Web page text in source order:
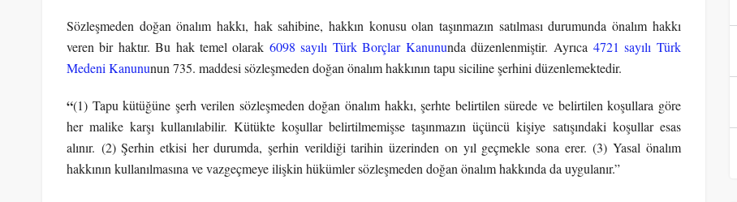
Sözleşmeden doğan önalım hakkı, hak sahibine, hakkın konusu olan taşınmazın satılması durumunda önalım hakkı
veren bir haktır. Bu hak temel olarak 6098 sayılı Türk Borçlar Kanununda düzenlenmiştir. Ayrıca 4721 sayılı Türk
Medeni Kanununun 735. maddesi sözleşmeden doğan önalım hakkının tapu siciline şerhini düzenlemektedir.
“(1) Tapu kütüğüne şerh verilen sözleşmeden doğan önalım hakkı, şerhte belirtilen sürede ve belirtilen koşullara göre
her malike karşı kullanılabilir. Kütükte koşullar belirtilmemişse taşınmazın üçüncü kişiye satışındaki koşullar esas
alınır. (2) Şerhin etkisi her durumda, şerhin verildiği tarihin üzerinden on yıl geçmekle sona erer. (3) Yasal önalım
hakkının kullanılmasına ve vazgeçmeye ilişkin hükümler sözleşmeden doğan önalım hakkında da uygulanır.”